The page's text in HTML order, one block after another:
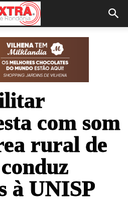
com som
rural de
à UNISP